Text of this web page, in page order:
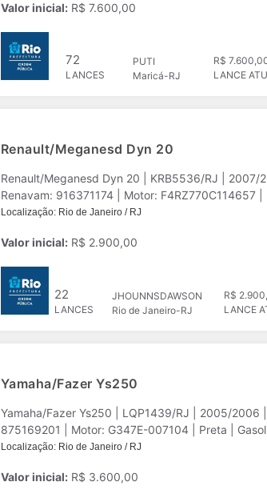
Valor inicial: R$ 7.600,00
72
LANCES
PUTI
Maricá-RJ
R$
LANCE
Renault/Meganesd Dyn 20
Renault/Meganesd Dyn 20 | KRB5536/RJ | 2007/
Renavam: 916371174 | Motor: F4RZ770C114657
Localização: Rio de Janeiro / RJ
Valor inicial: R$ 2.900,00
22
LANCES
JHOUNNSDAWSON
Rio de Janeiro-RJ
R$
LANCE
Yamaha/Fazer Ys250
Yamaha/Fazer Ys250 | LQP1439/RJ | 2005/2006
875169201 | Motor: G347E-007104 | Preta |
Localização: Rio de Janeiro / RJ
Valor inicial: R$ 3.600,00